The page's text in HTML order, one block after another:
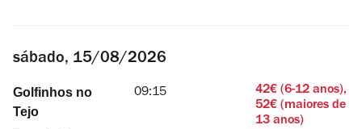
sábado, 15/08/2026
Golfinhos no
Tejo
09:15
42€ (6-12 anos),
52€ (maiores de
13 anos)